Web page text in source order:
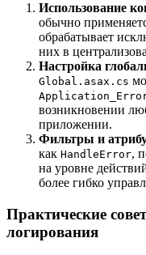
Использование
обычно
обрабатывает
них в
Настройка
Global.asax.cs
возникновении
приложении.
Фильтры и
как HandleError,
на уровне
более гибко
Практические
логирования